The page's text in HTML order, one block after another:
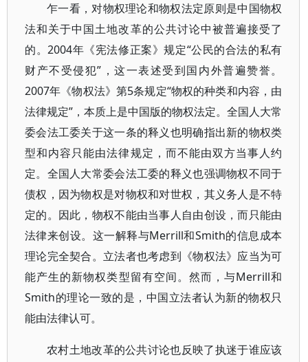
乍一看，对物权理论和物权法定原则是中国物权
法和关于中国土地改革的公共讨论中被普遍接受了
的。2004年《宪法修正案》规定“公民的合法的私有
财产不受侵犯”，这一表述受到国内外普遍赞誉。
2007年《物权法》第5条规定“物权的种类和内容，由
法律规定”，本质上是中国版的物权法定。全国人大常
委会法工委关于这一条的释义也明确指出新的物权类
型和内容只能由法律规定，而不能由双方当事人约
定。全国人大常委会法工委的释义也强调物权不同于
债权，因为物权是对物权和对世权，其义务人是不特
定的。因此，物权不能由当事人自由创设，而只能由
法律来创设。这一解释与Merrill和Smith的信息成本
理论完全契合。立法者也考虑到《物权法》应当为可
能产生的新物权类型留有空间。然而，与Merrill和
Smith的理论一致的是，中国立法者认为新的物权只
能由法律认可。
农村土地改革的公共讨论也反映了执迷于谁应该